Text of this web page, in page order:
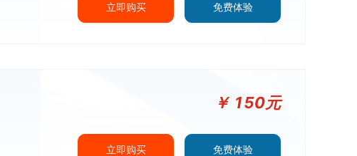
立即购买 免费体验
￥ 150元
立即购买 免费体验